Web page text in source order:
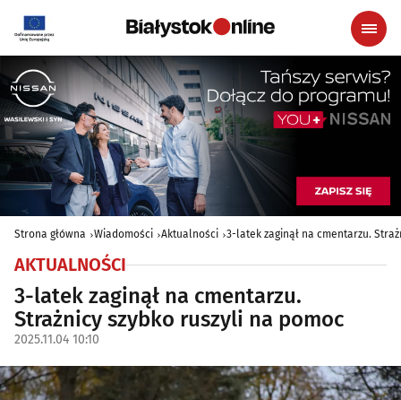
Strona główna Wiadomości Aktualności 3-latek zaginął na cmentarzu.
AKTUALNOŚCI
3-latek zaginął na cmentarzu.
Strażnicy szybko ruszyli na pomoc
2025.11.04 10:10